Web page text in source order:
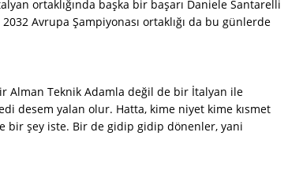
ortaklığında başka bir başarı Daniele Santarelli
Avrupa Şampiyonası ortaklığı da bu günlerde
Alman Teknik Adamla değil de bir İtalyan ile
desem yalan olur. Hatta, kime niyet kime kısmet
bir şey iste. Bir de gidip gidip dönenler, yani